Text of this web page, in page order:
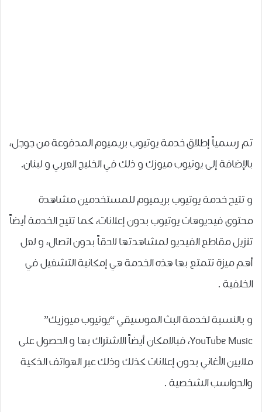
تم ﺭﺳﻤﻴﺎً إطلاق خدمة يوتيوب بريميوم المدفوعة من جوجل،
بالإضافة إلى يوتيوب ميوزك و ذلك في الخليج العربي و لبنان.
و تتيح ﺧﺪﻣﺔ ﻳﻮﺗﻴﻮﺏ ﺑﺮﻳﻤﻴﻮﻡ للمستخدمين ﻣﺸﺎﻫﺪﺓ
محتوى ﻓﻴﺪﻳﻮﻫﺎﺕ ﻳﻮﺗﻴﻮﺏ ﺑﺪﻭﻥ ﺇﻋﻼﻧﺎﺕ، كما تتيح الخدمة أيضاً
تنزيل مقاطع الفيديو ﻟﻤﺸﺎﻫﺪﺗﻬﺎ ﻻﺣﻘﺎً ﺑﺪﻭﻥ ﺍﺗﺼﺎﻝ، و لعل
أهم ميزة تتمتع بها هذه الخدمة هي إمكانية ﺍﻟﺘﺸﻐﻴﻞ ﻓﻲ
ﺍﻟﺨﻠﻔﻴﺔ .
و بالنسبة لخدمة ﺍﻟﺒﺚ ﺍﻟﻤﻮﺳﻴﻘﻲ “ﻳﻮﺗﻴﻮﺏ ﻣﻴﻮﺯﻳﻚ”
YouTube Music، فبالامكان أيضاً الاشتراك بها و الحصول على
ﻣﻼﻳﻴﻦ ﺍﻷﻏﺎﻧﻲ ﺑﺪﻭﻥ ﺇﻋﻼﻧﺎﺕ كذلك ﻭﺫﻟﻚ ﻋﺒﺮ ﺍﻟﻬﻮﺍﺗﻒ ﺍﻟﺬﻛﻴﺔ
ﻭﺍﻟﺤﻮﺍﺳﺐ ﺍﻟﺸﺨﺼﻴﺔ .